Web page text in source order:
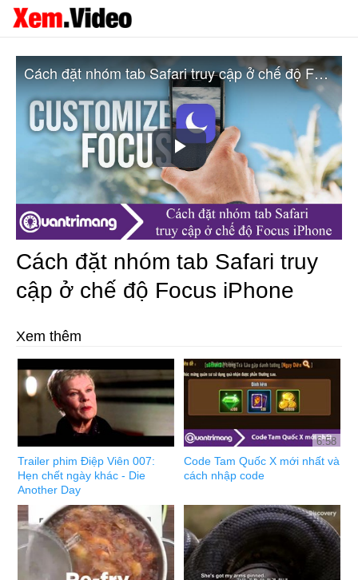
Play
Video
Cách đặt nhóm tab Safari truy cập ở chế độ Focus iPhone
Cách đặt nhóm tab Safari truy
cập ở chế độ Focus iPhone
Xem thêm
Trailer phim Điệp Viên 007:
Hẹn chết ngày khác - Die
Another Day
6:58
Code Tam Quốc X mới nhất và
cách nhập code